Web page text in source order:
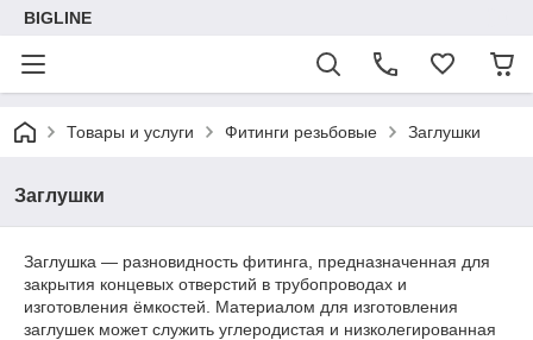
BIGLINE
Товары и услуги Фитинги резьбовые Заглушки
Заглушки
Заглушка — разновидность фитинга, предназначенная для
закрытия концевых отверстий в трубопроводах и
изготовления ёмкостей. Материалом для изготовления
заглушек может служить углеродистая и низколегированная